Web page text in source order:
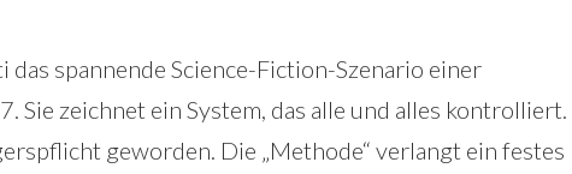
spannende Science-Fiction-Szenario einer
Sie zeichnet ein System, das alle und alles kontrolliert.
geworden. Die „Methode“ verlangt ein festes